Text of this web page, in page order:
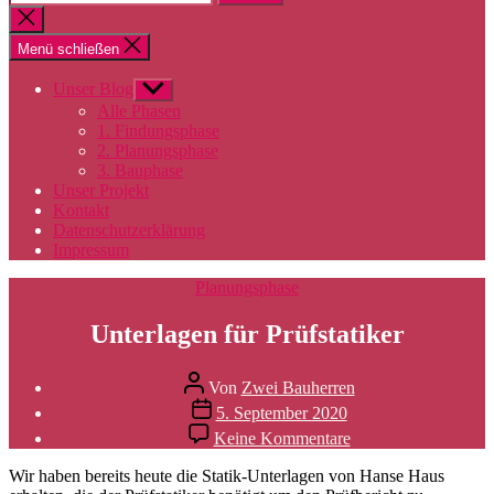
nach:
Suche
schließen
Menü schließen
Unser Blog Untermenü
anzeigen
Alle Phasen
1. Findungsphase
2. Planungsphase
3. Bauphase
Unser Projekt
Kontakt
Datenschutzerklärung
Impressum
Kategorien
Planungsphase
Unterlagen für Prüfstatiker
Beitragsautor
Von Zwei Bauherren
Veröffentlichungsdatum
5. September 2020
Keine Kommentarezu
Unterlagen
für
Wir haben bereits heute die Statik-Unterlagen von Hanse Haus